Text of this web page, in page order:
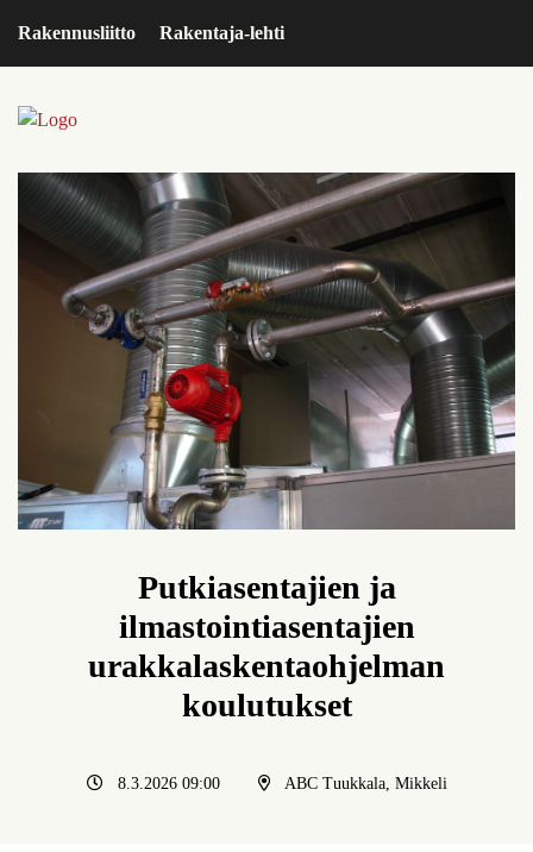
Rakennusliitto Rakentaja-lehti
Putkiasentajien ja
ilmastointiasentajien
urakkalaskentaohjelman
koulutukset
8.3.2026 09:00 ABC Tuukkala, Mikkeli